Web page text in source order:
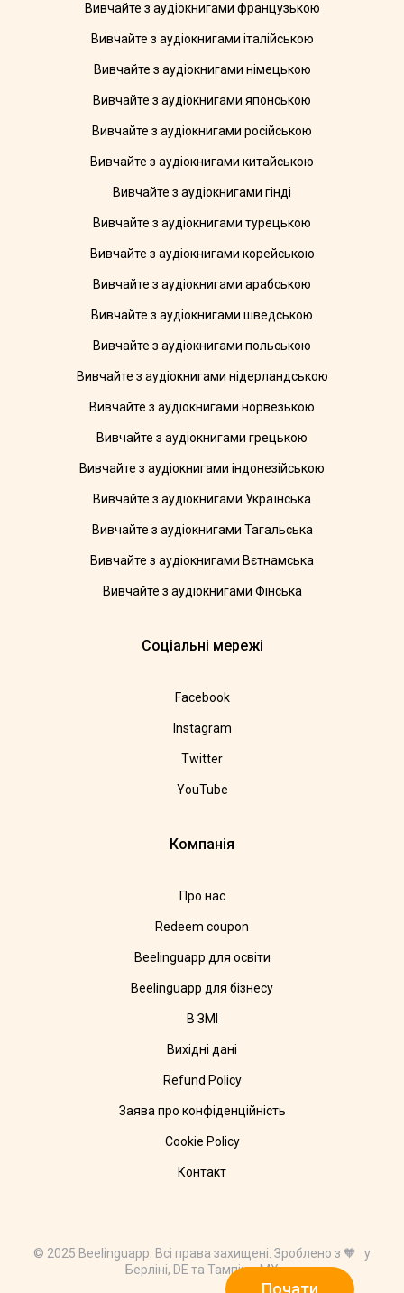
Почати
Вивчайте з аудіокнигами французькою
Вивчайте з аудіокнигами італійською
Вивчайте з аудіокнигами німецькою
Вивчайте з аудіокнигами японською
Вивчайте з аудіокнигами російською
Вивчайте з аудіокнигами китайською
Вивчайте з аудіокнигами гінді
Вивчайте з аудіокнигами турецькою
Вивчайте з аудіокнигами корейською
Вивчайте з аудіокнигами арабською
Вивчайте з аудіокнигами шведською
Вивчайте з аудіокнигами польською
Вивчайте з аудіокнигами нідерландською
Вивчайте з аудіокнигами норвезькою
Вивчайте з аудіокнигами грецькою
Вивчайте з аудіокнигами індонезійською
Вивчайте з аудіокнигами Українська
Вивчайте з аудіокнигами Тагальська
Вивчайте з аудіокнигами Вєтнамська
Вивчайте з аудіокнигами Фінська
Соціальні мережі
Facebook
Instagram
Twitter
YouTube
Компанія
Про нас
Redeem coupon
Beelinguapp для освіти
Beelinguapp для бізнесу
В ЗМІ
Вихідні дані
Refund Policy
Заява про конфіденційність
Cookie Policy
Контакт
© 2025 Beelinguapp. Всі права захищені. Зроблено з 🧡 у
Берліні, DE та Тампіко, MX